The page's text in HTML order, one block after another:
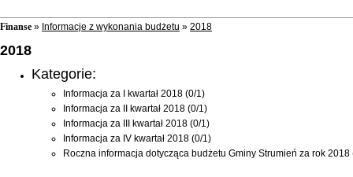
Finanse » Informacje z wykonania budżetu » 2018
2018
Kategorie:
Informacja za I kwartał 2018 (0/1)
Informacja za II kwartał 2018 (0/1)
Informacja za III kwartał 2018 (0/1)
Informacja za IV kwartał 2018 (0/1)
Roczna informacja dotycząca budżetu Gminy Strumień za rok 2018